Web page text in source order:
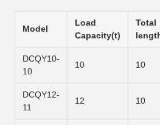
Model
Load
Capacity(t)
Total
DCQY10-
10
10 10
DCQY12-
11
12 10